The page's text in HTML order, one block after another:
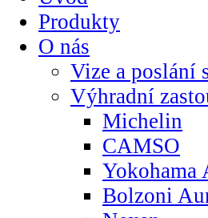
Produkty
O nás
Vize a poslání
Výhradní
Michelin
CAMSO
Yokohama
Bolzoni